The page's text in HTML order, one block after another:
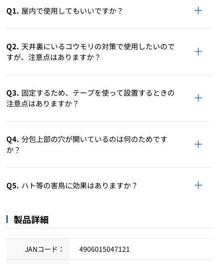
Q1. 屋内で使用してもいいですか？
Q2. 天井裏にいるコウモリの対策で使用したいので
すが、注意点はありますか？
Q3. 固定するため、テープを使って設置するときの
注意点はありますか？
Q4. 分包上部の穴が開いているのは何のためです
か？
Q5. ハト等の害鳥に効果はありますか？
製品詳細
JANコード： 4906015047121